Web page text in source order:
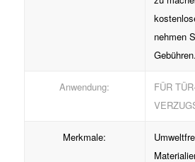
nehmen
Gebühren.
Anwendung:
FÜR
Merkmale: